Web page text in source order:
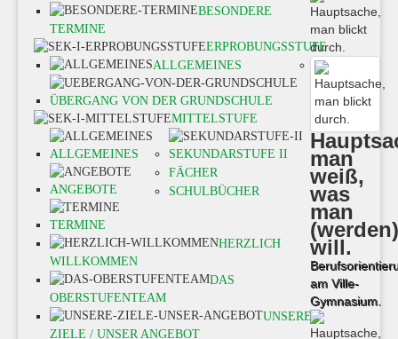
man
weiß,
was
man
(werden)
will.
am Ville-
Gymnasium.
BESONDERE
TERMINE
ERPROBUNGSSTUFE
ALLGEMEINES
ÜBERGANG VON DER GRUNDSCHULE
SEK I -
MITTELSTUFE
ALLGEMEINES
ANGEBOTE
TERMINE
SEKUNDARSTUFE II
HERZLICH
WILLKOMMEN
DAS
OBERSTUFENTEAM
UNSERE
ZIELE / UNSER ANGEBOT
FÄCHER
SCHULBÜCHER